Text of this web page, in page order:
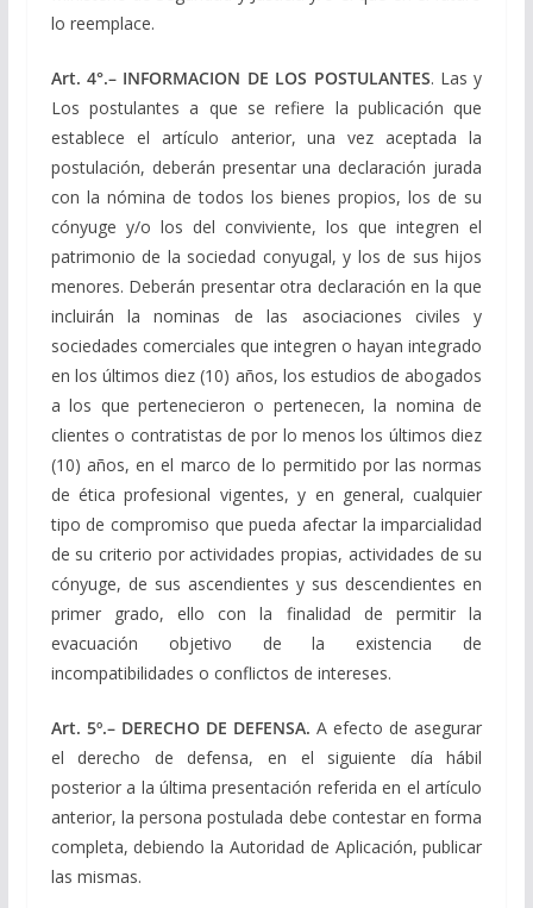
lo reemplace.
Art. 4°.– INFORMACION DE LOS POSTULANTES. Las y
Los postulantes a que se refiere la publicación que
establece el artículo anterior, una vez aceptada la
postulación, deberán presentar una declaración jurada
con la nómina de todos los bienes propios, los de su
cónyuge y/o los del conviviente, los que integren el
patrimonio de la sociedad conyugal, y los de sus hijos
menores. Deberán presentar otra declaración en la que
incluirán la nominas de las asociaciones civiles y
sociedades comerciales que integren o hayan integrado
en los últimos diez (10) años, los estudios de abogados
a los que pertenecieron o pertenecen, la nomina de
clientes o contratistas de por lo menos los últimos diez
(10) años, en el marco de lo permitido por las normas
de ética profesional vigentes, y en general, cualquier
tipo de compromiso que pueda afectar la imparcialidad
de su criterio por actividades propias, actividades de su
cónyuge, de sus ascendientes y sus descendientes en
primer grado, ello con la finalidad de permitir la
evacuación objetivo de la existencia de
incompatibilidades o conflictos de intereses.
Art. 5º.– DERECHO DE DEFENSA. A efecto de asegurar
el derecho de defensa, en el siguiente día hábil
posterior a la última presentación referida en el artículo
anterior, la persona postulada debe contestar en forma
completa, debiendo la Autoridad de Aplicación, publicar
las mismas.